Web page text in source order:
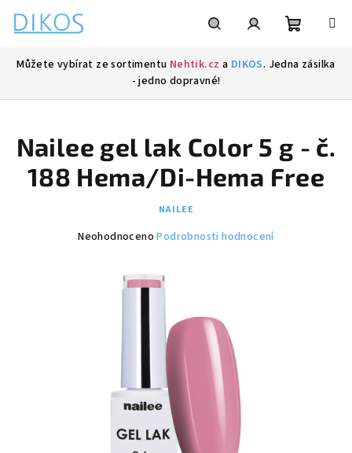
obsah
Můžete vybírat ze sortimentu Nehtik.cz a DIKOS. Jedna zásilka
- jedno dopravné!
Nailee gel lak Color 5 g - č.
188 Hema/Di-Hema Free
NAILEE
Průměrné
Neohodnoceno Podrobnosti hodnocení